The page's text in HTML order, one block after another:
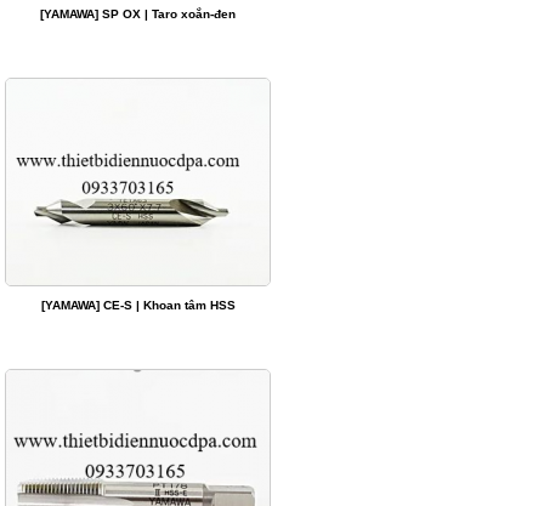
[YAMAWA] SP OX | Taro xoắn-đen
[YAMAWA] CE-S | Khoan tâm HSS